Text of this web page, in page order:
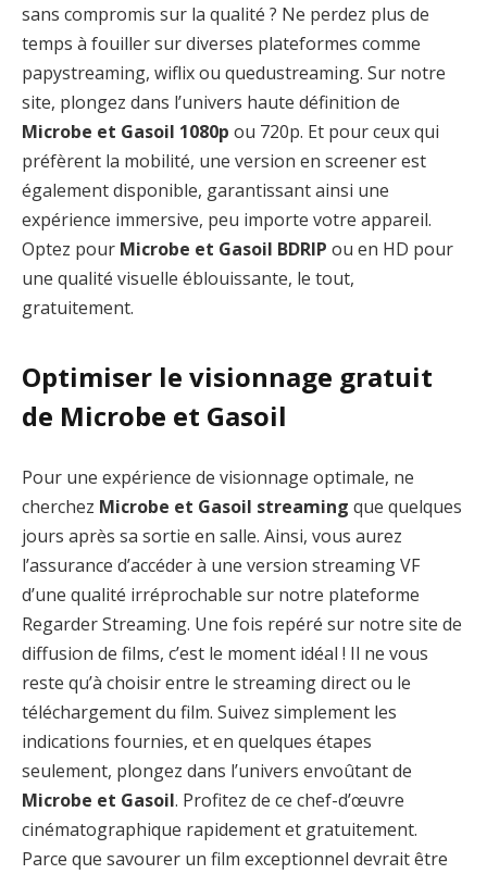
sans compromis sur la qualité ? Ne perdez plus de
temps à fouiller sur diverses plateformes comme
papystreaming, wiflix ou quedustreaming. Sur notre
site, plongez dans l’univers haute définition de
Microbe et Gasoil 1080p ou 720p. Et pour ceux qui
préfèrent la mobilité, une version en screener est
également disponible, garantissant ainsi une
expérience immersive, peu importe votre appareil.
Optez pour Microbe et Gasoil BDRIP ou en HD pour
une qualité visuelle éblouissante, le tout,
gratuitement.
Optimiser le visionnage gratuit
de Microbe et Gasoil
Pour une expérience de visionnage optimale, ne
cherchez Microbe et Gasoil streaming que quelques
jours après sa sortie en salle. Ainsi, vous aurez
l’assurance d’accéder à une version streaming VF
d’une qualité irréprochable sur notre plateforme
Regarder Streaming. Une fois repéré sur notre site de
diffusion de films, c’est le moment idéal ! Il ne vous
reste qu’à choisir entre le streaming direct ou le
téléchargement du film. Suivez simplement les
indications fournies, et en quelques étapes
seulement, plongez dans l’univers envoûtant de
Microbe et Gasoil. Profitez de ce chef-d’œuvre
cinématographique rapidement et gratuitement.
Parce que savourer un film exceptionnel devrait être